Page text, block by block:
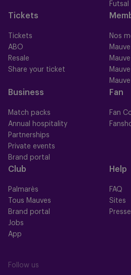
Futsal
Tickets
Tickets
ABO
Resale
Share your ticket
Nos
Business
Match packs
Annual hospitality
Partnerships
Private events
Brand portal
Fan
Fan
Club
Palmarès
Tous Mauves
Brand portal
Jobs
App
Help
FAQ
Sites
Presse
Follow us